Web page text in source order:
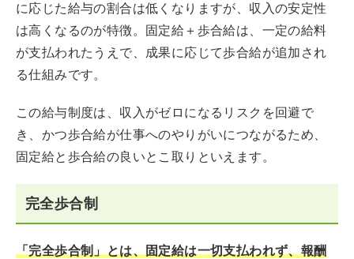
に応じた給与の割合は低くなりますが、収入の安定性
は高くなるのが特徴。固定給＋歩合給は、一定の給料
が支払われたうえで、成果に応じて歩合給が追加され
る仕組みです。
この給与制度は、収入がゼロになるリスクを回避で
き、かつ歩合給が仕事へのやりがいにつながるため、
固定給と歩合給の良いとこ取りといえます。
完全歩合制
「完全歩合制」とは、固定給は一切支払われず、報酬